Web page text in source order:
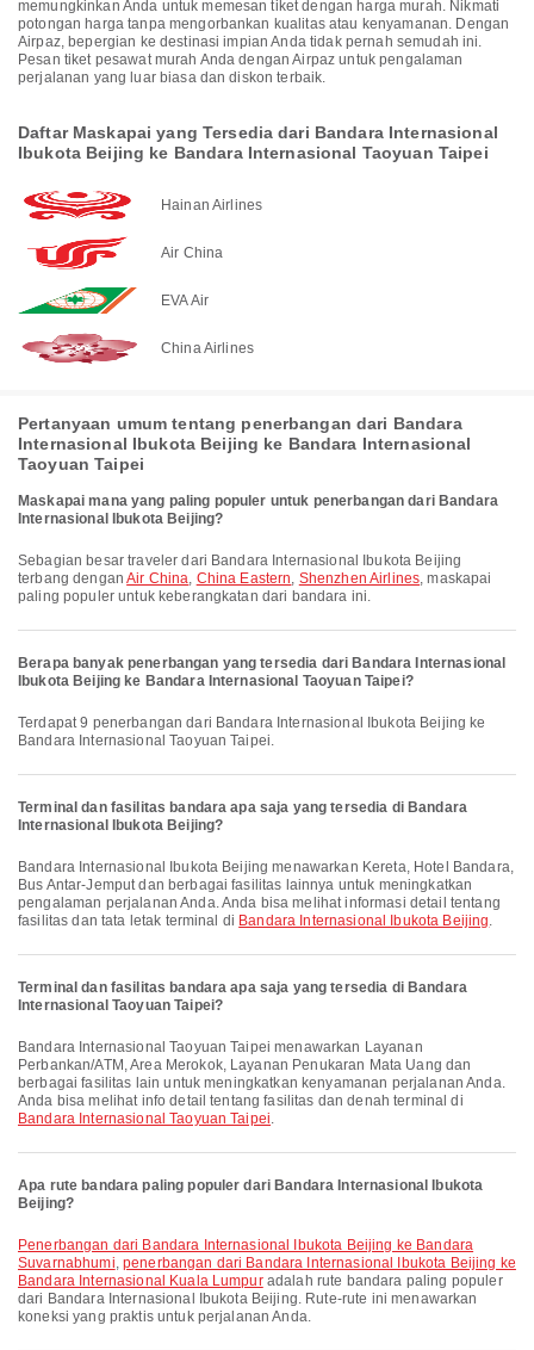
memungkinkan Anda untuk memesan tiket dengan harga murah. Nikmati
potongan harga tanpa mengorbankan kualitas atau kenyamanan. Dengan
Airpaz, bepergian ke destinasi impian Anda tidak pernah semudah ini.
Pesan tiket pesawat murah Anda dengan Airpaz untuk pengalaman
perjalanan yang luar biasa dan diskon terbaik.
Daftar Maskapai yang Tersedia dari Bandara Internasional
Ibukota Beijing ke Bandara Internasional Taoyuan Taipei
Hainan Airlines
Air China
EVA Air
China Airlines
Pertanyaan umum tentang penerbangan dari Bandara
Internasional Ibukota Beijing ke Bandara Internasional
Taoyuan Taipei
Maskapai mana yang paling populer untuk penerbangan dari Bandara
Internasional Ibukota Beijing?
Sebagian besar traveler dari Bandara Internasional Ibukota Beijing
terbang denganAir China, China Eastern, Shenzhen Airlines, maskapai
paling populer untuk keberangkatan dari bandara ini.
Berapa banyak penerbangan yang tersedia dari Bandara Internasional
Ibukota Beijing ke Bandara Internasional Taoyuan Taipei?
Terdapat 9 penerbangan dari Bandara Internasional Ibukota Beijing ke
Bandara Internasional Taoyuan Taipei.
Terminal dan fasilitas bandara apa saja yang tersedia di Bandara
Internasional Ibukota Beijing?
Bandara Internasional Ibukota Beijing menawarkan Kereta, Hotel Bandara,
Bus Antar-Jemput dan berbagai fasilitas lainnya untuk meningkatkan
pengalaman perjalanan Anda. Anda bisa melihat informasi detail tentang
fasilitas dan tata letak terminal di Bandara Internasional Ibukota Beijing.
Terminal dan fasilitas bandara apa saja yang tersedia di Bandara
Internasional Taoyuan Taipei?
Bandara Internasional Taoyuan Taipei menawarkan Layanan
Perbankan/ATM, Area Merokok, Layanan Penukaran Mata Uang dan
berbagai fasilitas lain untuk meningkatkan kenyamanan perjalanan Anda.
Anda bisa melihat info detail tentang fasilitas dan denah terminal di
Bandara Internasional Taoyuan Taipei.
Apa rute bandara paling populer dari Bandara Internasional Ibukota
Beijing?
penerbangan dari Bandara Internasional Ibukota Beijing ke Bandara
Suvarnabhumi, penerbangan dari Bandara Internasional Ibukota Beijing ke
Bandara Internasional Kuala Lumpuradalah rute bandara paling populer
dari Bandara Internasional Ibukota Beijing. Rute-rute ini menawarkan
koneksi yang praktis untuk perjalanan Anda.